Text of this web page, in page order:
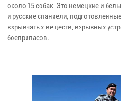
около 15 собак. Это немецкие и
и русские спаниели,
взрывчатых веществ, взрывных
боеприпасов.